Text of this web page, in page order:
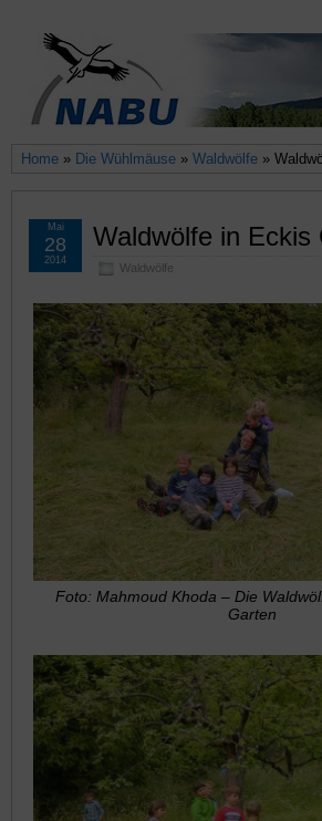
Home » Die Wühlmäuse » Waldwölfe »
Waldwölfe in Eckis
Waldwölfe
Mai
28
2014
Foto: Mahmoud Khoda – Die
Garten